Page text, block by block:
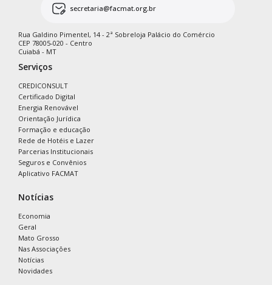
secretaria@facmat.org.br
Rua Galdino Pimentel, 14 - 2ª Sobreloja Palácio do Comércio
CEP 78005-020 - Centro
Cuiabá - MT
Serviços
CREDICONSULT
Certificado Digital
Energia Renovável
Orientação Jurídica
Formação e educação
Rede de Hotéis e Lazer
Parcerias Institucionais
Seguros e Convênios
Aplicativo FACMAT
Notícias
Economia
Geral
Mato Grosso
Nas Associações
Notícias
Novidades